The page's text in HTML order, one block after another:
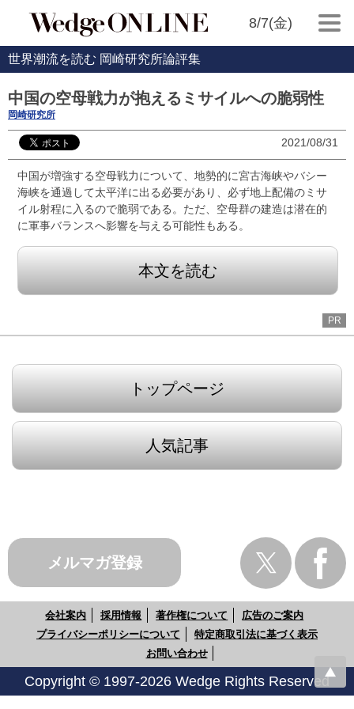
8/7(金)
世界潮流を読む 岡崎研究所論評集
中国の空母戦力が抱えるミサイルへの脆弱性
岡崎研究所
2021/08/31
中国が増強する空母戦力について、地勢的に宮古海峡やバシー
海峡を通過して太平洋に出る必要があり、必ず地上配備のミサ
イル射程に入るので脆弱である。ただ、空母群の建造は潜在的
に軍事バランスへ影響を与える可能性もある。
本文を読む
PR
トップページ
人気記事
メルマガ登録
会社案内 採用情報 著作権について
広告のご案内
プライバシーポリシーについて
特定商取引法に基づく表示
お問い合わせ
Copyright © 1997-2026 Wedge Rights Reserved